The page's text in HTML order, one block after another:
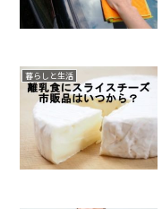
暮らしと生活